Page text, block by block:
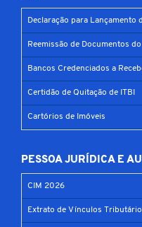
Declaração para Lançamento
Reemissão de Documentos do
Bancos Credenciados a
Certidão de Quitação de ITBI
Cartórios de Imóveis
PESSOA JURÍDICA E
CIM 2026
Extrato de Vínculos